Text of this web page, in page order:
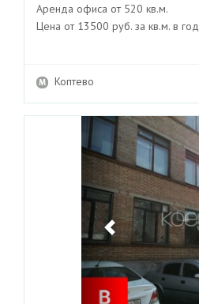
Аренда офиса от 520 кв.м.
Цена от 13500 руб. за кв.м. в год
Коптево
Previous